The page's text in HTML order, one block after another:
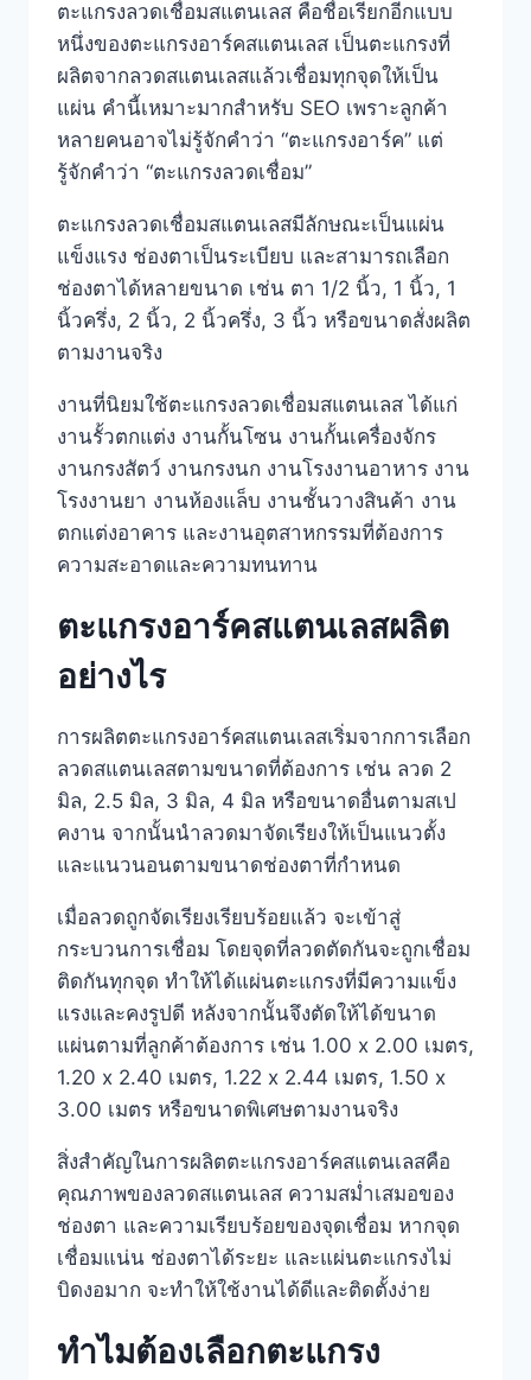
ตะแกรงลวดเชื่อมสแตนเลส คือชื่อเรียกอีกแบบ
หนึ่งของตะแกรงอาร์คสแตนเลส เป็นตะแกรงที่
ผลิตจากลวดสแตนเลสแล้วเชื่อมทุกจุดให้เป็น
แผ่น คำนี้เหมาะมากสำหรับ SEO เพราะลูกค้า
หลายคนอาจไม่รู้จักคำว่า “ตะแกรงอาร์ค” แต่
รู้จักคำว่า “ตะแกรงลวดเชื่อม”
ตะแกรงลวดเชื่อมสแตนเลสมีลักษณะเป็นแผ่น
แข็งแรง ช่องตาเป็นระเบียบ และสามารถเลือก
ช่องตาได้หลายขนาด เช่น ตา 1/2 นิ้ว, 1 นิ้ว, 1
นิ้วครึ่ง, 2 นิ้ว, 2 นิ้วครึ่ง, 3 นิ้ว หรือขนาดสั่งผลิต
ตามงานจริง
งานที่นิยมใช้ตะแกรงลวดเชื่อมสแตนเลส ได้แก่
งานรั้วตกแต่ง งานกั้นโซน งานกั้นเครื่องจักร
งานกรงสัตว์ งานกรงนก งานโรงงานอาหาร งาน
โรงงานยา งานห้องแล็บ งานชั้นวางสินค้า งาน
ตกแต่งอาคาร และงานอุตสาหกรรมที่ต้องการ
ความสะอาดและความทนทาน
ตะแกรงอาร์คสแตนเลสผลิต
อย่างไร
การผลิตตะแกรงอาร์คสแตนเลสเริ่มจากการเลือก
ลวดสแตนเลสตามขนาดที่ต้องการ เช่น ลวด 2
มิล, 2.5 มิล, 3 มิล, 4 มิล หรือขนาดอื่นตามสเป
คงาน จากนั้นนำลวดมาจัดเรียงให้เป็นแนวตั้ง
และแนวนอนตามขนาดช่องตาที่กำหนด
เมื่อลวดถูกจัดเรียงเรียบร้อยแล้ว จะเข้าสู่
กระบวนการเชื่อม โดยจุดที่ลวดตัดกันจะถูกเชื่อม
ติดกันทุกจุด ทำให้ได้แผ่นตะแกรงที่มีความแข็ง
แรงและคงรูปดี หลังจากนั้นจึงตัดให้ได้ขนาด
แผ่นตามที่ลูกค้าต้องการ เช่น 1.00 x 2.00 เมตร,
1.20 x 2.40 เมตร, 1.22 x 2.44 เมตร, 1.50 x
3.00 เมตร หรือขนาดพิเศษตามงานจริง
สิ่งสำคัญในการผลิตตะแกรงอาร์คสแตนเลสคือ
คุณภาพของลวดสแตนเลส ความสม่ำเสมอของ
ช่องตา และความเรียบร้อยของจุดเชื่อม หากจุด
เชื่อมแน่น ช่องตาได้ระยะ และแผ่นตะแกรงไม่
บิดงอมาก จะทำให้ใช้งานได้ดีและติดตั้งง่าย
ทำไมต้องเลือกตะแกรง